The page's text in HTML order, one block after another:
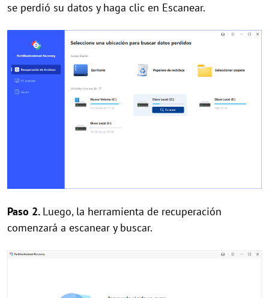
se perdió su datos y haga clic en Escanear.
Paso 2. Luego, la herramienta de recuperación
comenzará a escanear y buscar.